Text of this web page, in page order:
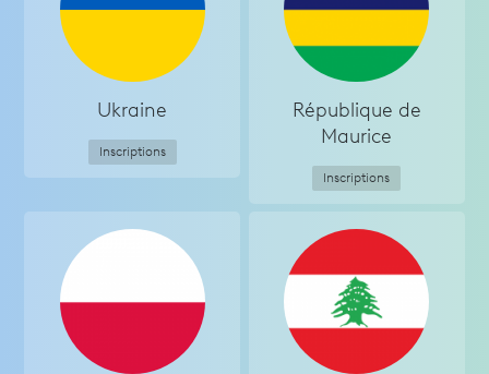
Ukraine
Inscriptions
République de
Maurice
Inscriptions